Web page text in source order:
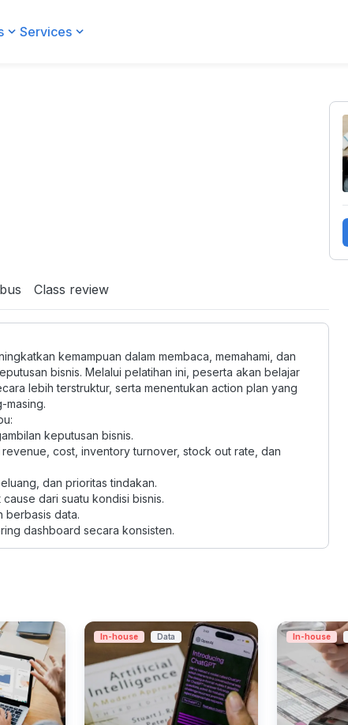
Services
Class review
kemampuan dalam membaca, memahami, dan
bisnis. Melalui pelatihan ini, peserta akan belajar
lebih terstruktur, serta menentukan action plan yang
masing.
keputusan bisnis.
cost, inventory turnover, stock out rate, dan
dan prioritas tindakan.
dari suatu kondisi bisnis.
berbasis data.
dashboard secara konsisten.
In-house Data In-house